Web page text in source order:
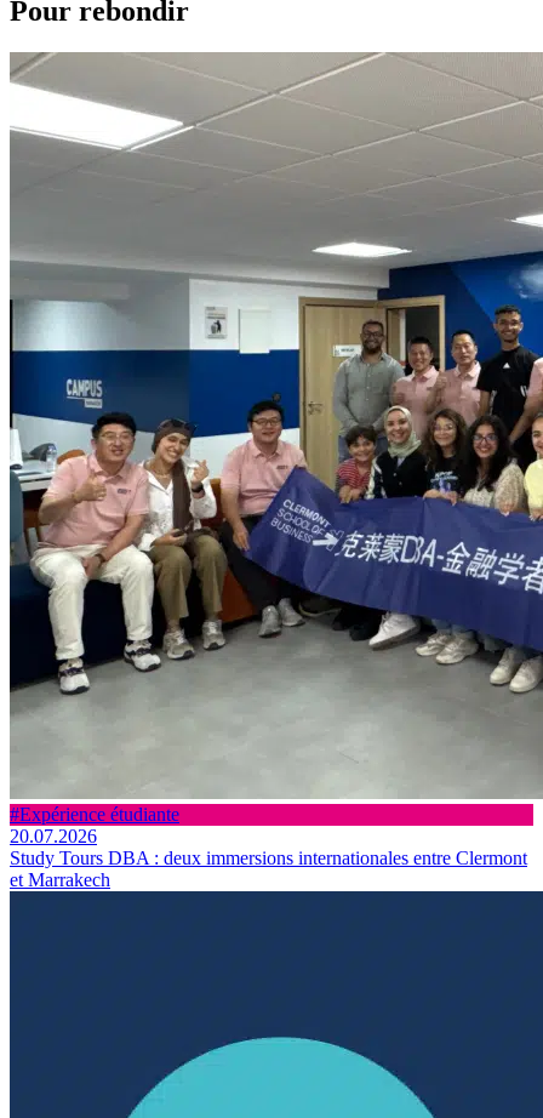
Pour rebondir
#Expérience étudiante
20.07.2026
Study Tours DBA : deux immersions internationales entre Clermont
et Marrakech